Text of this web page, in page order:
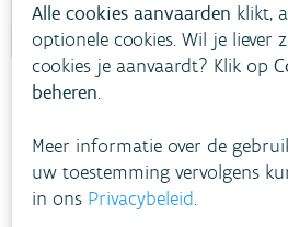
Regenwater van
In Gent (Oost-Vlaanderen) zullen
op hun daken valt, opvangen en
regenwater gebruikt door de
en de stad. Het overtollig regenwater
Alle cookies aanvaarden klikt,
optionele cookies. Wil je liever
cookies je aanvaardt? Klik op
beheren.
Meer informatie over de
uw toestemming vervolgens
in ons Privacybeleid.